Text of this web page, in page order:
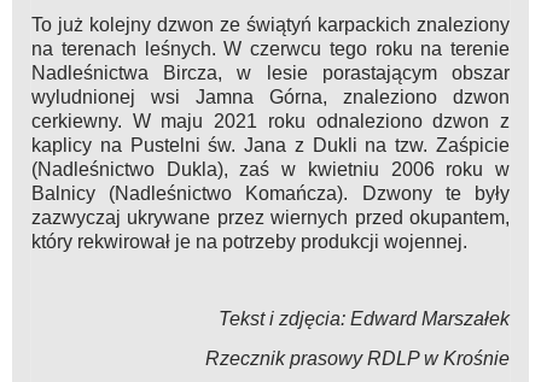
To już kolejny dzwon ze świątyń karpackich znaleziony
na terenach leśnych. W czerwcu tego roku na terenie
Nadleśnictwa Bircza, w lesie porastającym obszar
wyludnionej wsi Jamna Górna, znaleziono dzwon
cerkiewny. W maju 2021 roku odnaleziono dzwon z
kaplicy na Pustelni św. Jana z Dukli na tzw. Zaśpicie
(Nadleśnictwo Dukla), zaś w kwietniu 2006 roku w
Balnicy (Nadleśnictwo Komańcza). Dzwony te były
zazwyczaj ukrywane przez wiernych przed okupantem,
który rekwirował je na potrzeby produkcji wojennej.
Tekst i zdjęcia: Edward Marszałek
Rzecznik prasowy RDLP w Krośnie